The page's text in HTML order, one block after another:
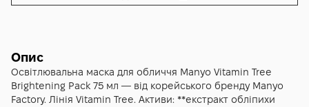
Додаткові властивості:Нічна маска
Лінійка:
Об'єм (мл/г):75
Опис
Освітлювальна маска для обличчя Manyo Vitamin Tree
Brightening Pack 75 мл — від корейського бренду Manyo
Factory. Лінія Vitamin Tree. Активи: **екстракт обліпихи